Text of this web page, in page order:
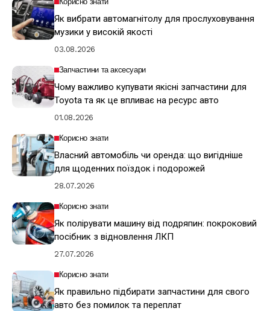
Як вибрати автомагнітолу для прослуховування
музики у високій якості
03.08.2026
Запчастини та аксесуари
Чому важливо купувати якісні запчастини для
Toyota та як це впливає на ресурс авто
01.08.2026
Корисно знати
Власний автомобіль чи оренда: що вигідніше
для щоденних поїздок і подорожей
28.07.2026
Корисно знати
Як полірувати машину від подряпин: покроковий
посібник з відновлення ЛКП
27.07.2026
Корисно знати
Як правильно підбирати запчастини для свого
авто без помилок та переплат